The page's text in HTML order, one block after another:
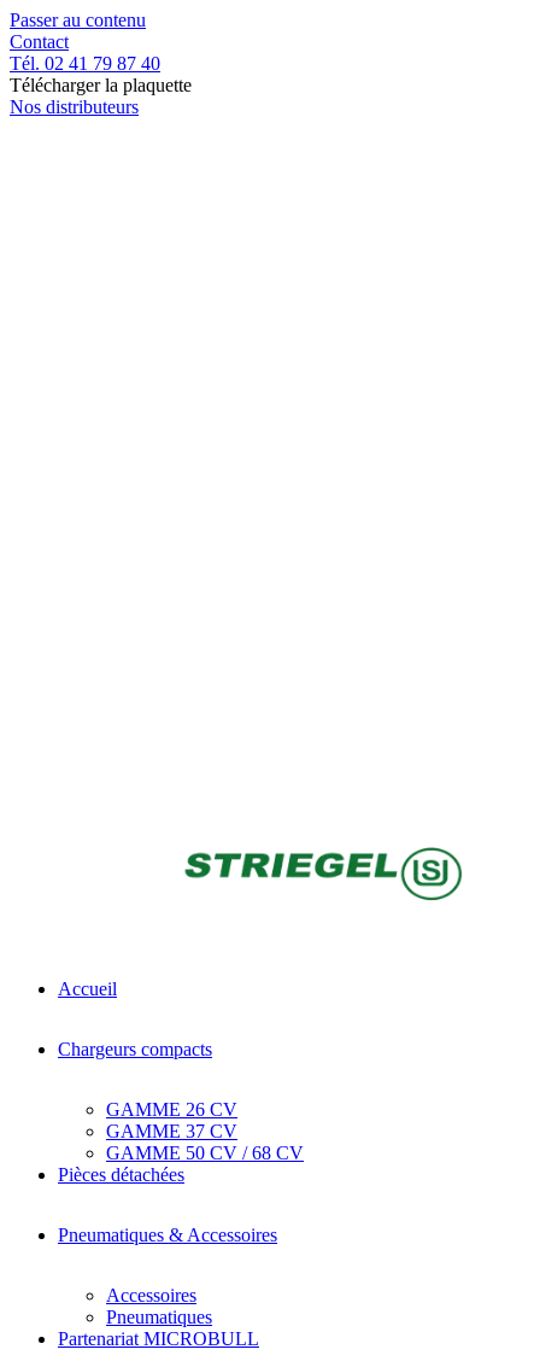
Passer au contenu
Contact
Tél. 02 41 79 87 40
Télécharger la plaquette
Nos distributeurs
Accueil
Chargeurs compacts
GAMME 26 CV
GAMME 37 CV
GAMME 50 CV / 68 CV
Pièces détachées
Pneumatiques & Accessoires
Accessoires
Pneumatiques
Partenariat MICROBULL